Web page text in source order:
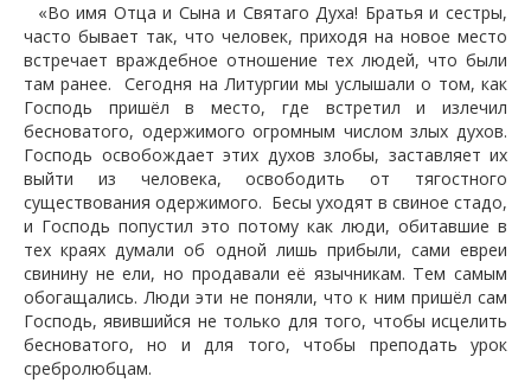
«Во имя Отца и Сына и Святаго Духа! Братья и сестры,
часто бывает так, что человек, приходя на новое место
встречает враждебное отношение тех людей, что были
там ранее. Сегодня на Литургии мы услышали о том, как
Господь пришёл в место, где встретил и излечил
бесноватого, одержимого огромным числом злых духов.
Господь освобождает этих духов злобы, заставляет их
выйти из человека, освободить от тягостного
существования одержимого. Бесы уходят в свиное стадо,
и Господь попустил это потому как люди, обитавшие в
тех краях думали об одной лишь прибыли, сами евреи
свинину не ели, но продавали её язычникам. Тем самым
обогащались. Люди эти не поняли, что к ним пришёл сам
Господь, явившийся не только для того, чтобы исцелить
бесноватого, но и для того, чтобы преподать урок
сребролюбцам.